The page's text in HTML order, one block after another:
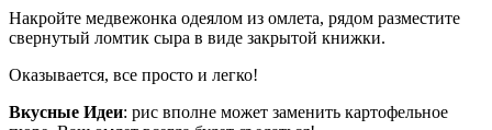
Накройте медвежонка одеялом из омлета, рядом разместите
свернутый ломтик сыра в виде закрытой книжки.
Оказывается, все просто и легко!
Вкусные Идеи: рис вполне может заменить картофельное